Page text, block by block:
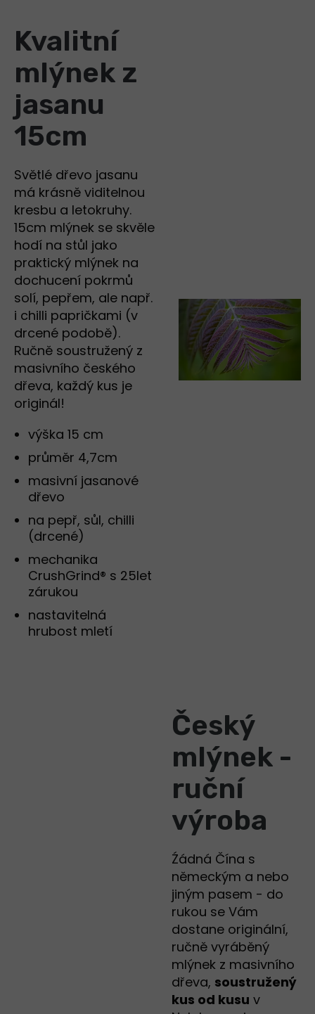
Kvalitní
mlýnek z
jasanu
15cm
Světlé dřevo jasanu
má krásně viditelnou
kresbu a letokruhy.
15cm mlýnek se skvěle
hodí na stůl jako
praktický mlýnek na
dochucení pokrmů
solí, pepřem, ale např.
i chilli papričkami (v
drcené podobě).
Ručně soustružený z
masivního českého
dřeva, každý kus je
originál!
výška 15 cm
průměr 4,7cm
masivní jasanové
dřevo
na pepř, sůl, chilli
(drcené)
mechanika
CrushGrind® s 25let
zárukou
nastavitelná
hrubost mletí
Český
mlýnek -
ruční
výroba
Źádná Čína s
německým a nebo
jiným pasem - do
rukou se Vám
dostane originální,
ručně vyráběný
mlýnek z masivního
dřeva, soustružený
kus od kusu v